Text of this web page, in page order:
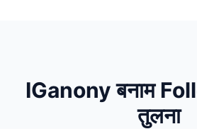
IGanony बनाम
तुलना